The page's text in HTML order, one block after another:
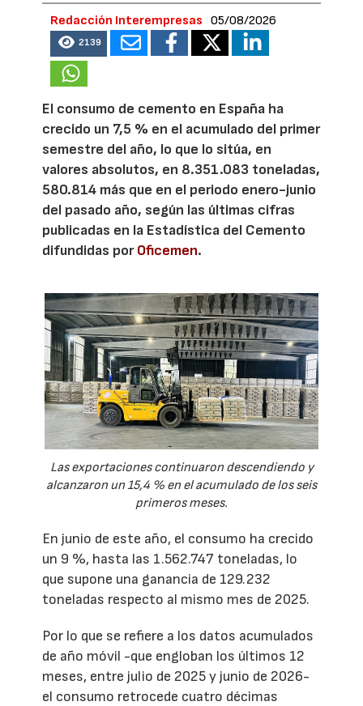
Redacción Interempresas 05/08/2026
2139
El consumo de cemento en España ha
crecido un 7,5 % en el acumulado del primer
semestre del año, lo que lo sitúa, en
valores absolutos, en 8.351.083 toneladas,
580.814 más que en el periodo enero-junio
del pasado año, según las últimas cifras
publicadas en la Estadística del Cemento
difundidas porOficemen.
Las exportaciones continuaron descendiendo y
alcanzaron un 15,4 % en el acumulado de los seis
primeros meses.
En junio de este año, el consumo ha crecido
un 9 %, hasta las 1.562.747 toneladas, lo
que supone una ganancia de 129.232
toneladas respecto al mismo mes de 2025.
Por lo que se refiere a los datos acumulados
de año móvil -que engloban los últimos 12
meses, entre julio de 2025 y junio de 2026-
el consumo retrocede cuatro décimas